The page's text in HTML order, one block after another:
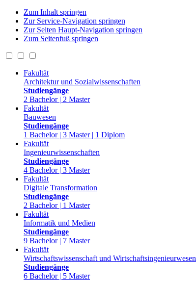
Zum Inhalt springen
Zur Service-Navigation springen
Zur Seiten Haupt-Navigation springen
Zum Seitenfuß springen
Fakultät
Architektur und Sozialwissenschaften
Studiengänge
2 Bachelor | 2 Master
Fakultät
Bauwesen
Studiengänge
1 Bachelor | 3 Master | 1 Diplom
Fakultät
Ingenieurwissenschaften
Studiengänge
4 Bachelor | 3 Master
Fakultät
Digitale Transformation
Studiengänge
2 Bachelor | 1 Master
Fakultät
Informatik und Medien
Studiengänge
9 Bachelor | 7 Master
Fakultät
Wirtschaftswissenschaft und Wirtschaftsingenieurwesen
Studiengänge
6 Bachelor | 5 Master